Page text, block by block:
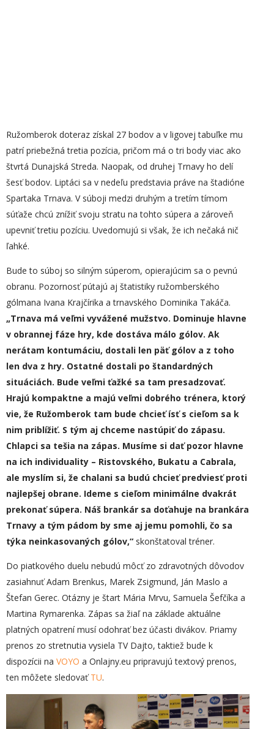
Ružomberok doteraz získal 27 bodov a v ligovej tabuľke mu
patrí priebežná tretia pozícia, pričom má o tri body viac ako
štvrtá Dunajská Streda. Naopak, od druhej Trnavy ho delí
šesť bodov. Liptáci sa v nedeľu predstavia práve na štadióne
Spartaka Trnava. V súboji medzi druhým a tretím tímom
súťaže chcú znížiť svoju stratu na tohto súpera a zároveň
upevniť tretiu pozíciu. Uvedomujú si však, že ich nečaká nič
ľahké.
Bude to súboj so silným súperom, opierajúcim sa o pevnú
obranu. Pozornosť pútajú aj štatistiky ružomberského
gólmana Ivana Krajčírika a trnavského Dominika Takáča.
„Trnava má veľmi vyvážené mužstvo. Dominuje hlavne
v obrannej fáze hry, kde dostáva málo gólov. Ak
nerátam kontumáciu, dostali len päť gólov a z toho
len dva z hry. Ostatné dostali po štandardných
situáciách. Bude veľmi ťažké sa tam presadzovať.
Hrajú kompaktne a majú veľmi dobrého trénera, ktorý
vie, že Ružomberok tam bude chcieť ísť s cieľom sa k
nim priblížiť. S tým aj chceme nastúpiť do zápasu.
Chlapci sa tešia na zápas. Musíme si dať pozor hlavne
na ich individuality – Ristovského, Bukatu a Cabrala,
ale myslím si, že chalani sa budú chcieť predviesť proti
najlepšej obrane. Ideme s cieľom minimálne dvakrát
prekonať súpera. Náš brankár sa doťahuje na brankára
Trnavy a tým pádom by sme aj jemu pomohli, čo sa
týka neinkasovaných gólov,“ skonštatoval tréner.
Do piatkového duelu nebudú môcť zo zdravotných dôvodov
zasiahnuť Adam Brenkus, Marek Zsigmund, Ján Maslo a
Štefan Gerec. Otázny je štart Mária Mrvu, Samuela Šefčíka a
Martina Rymarenka. Zápas sa žiaľ na základe aktuálne
platných opatrení musí odohrať bez účasti divákov. Priamy
prenos zo stretnutia vysiela TV Dajto, taktiež bude k
dispozícii na VOYO a Onlajny.eu pripravujú textový prenos,
ten môžete sledovaťTU.